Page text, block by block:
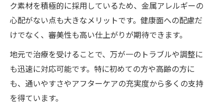
ク素材を積極的に採用しているため、金属アレルギーの
心配がない点も大きなメリットです。健康面への配慮だ
けでなく、審美性も高い仕上がりが期待できます。
地元で治療を受けることで、万が一のトラブルや調整に
も迅速に対応可能です。特に初めての方や高齢の方に
も、通いやすさやアフターケアの充実度から多くの支持
を得ています。